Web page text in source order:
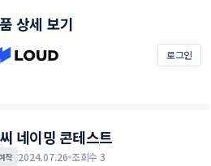
로그인
상세 보기
네이밍 콘테스트
작 2024.07.26 조회수 3